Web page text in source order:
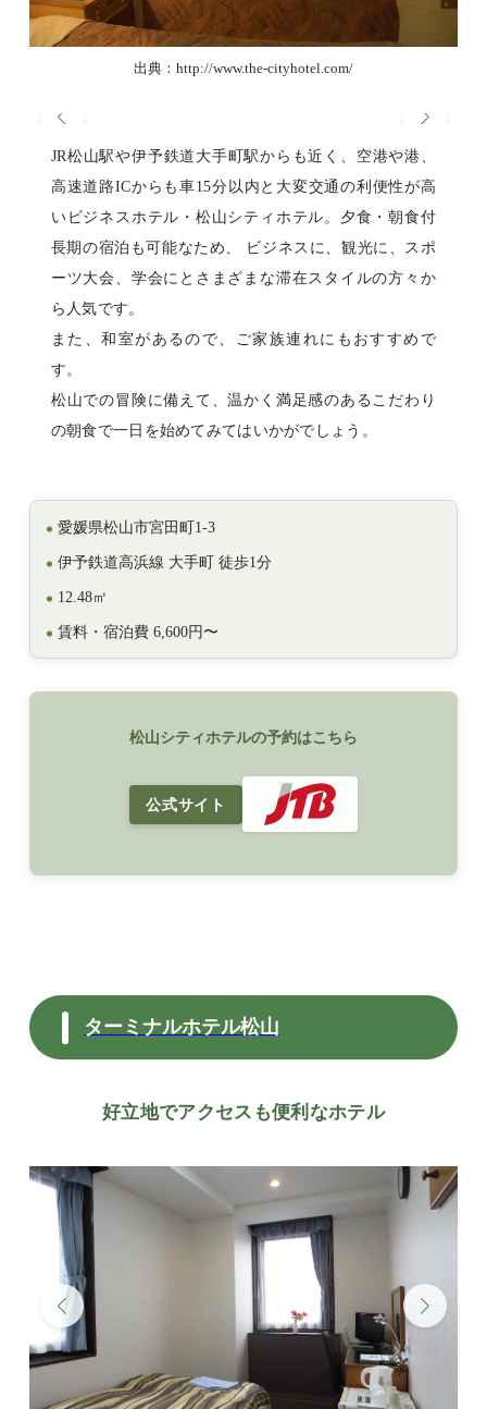
出典：http://www.the-cityhotel.com/
JR松山駅や伊予鉄道大手町駅からも近く、空港や港、
高速道路ICからも車15分以内と大変交通の利便性が高
いビジネスホテル・松山シティホテル。夕食・朝食付
長期の宿泊も可能なため、 ビジネスに、観光に、スポ
ーツ大会、学会にとさまざまな滞在スタイルの方々か
ら人気です。
また、和室があるので、ご家族連れにもおすすめで
す。
松山での冒険に備えて、温かく満足感のあるこだわり
の朝食で一日を始めてみてはいかがでしょう。
愛媛県松山市宮田町1-3
伊予鉄道高浜線 大手町 徒歩1分
12.48㎡
賃料・宿泊費 6,600円〜
松山シティホテルの予約はこちら
公式サイト
ターミナルホテル松山
好立地でアクセスも便利なホテル